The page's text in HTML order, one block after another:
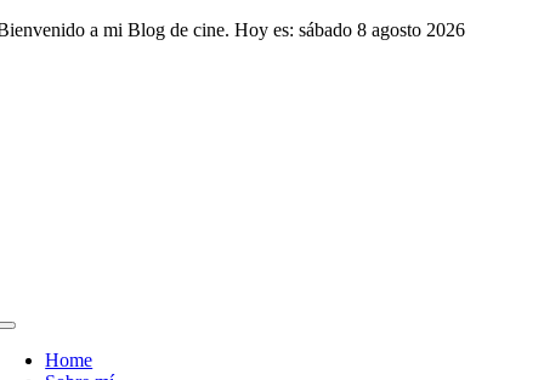
Saltar
a mi Blog de cine. Hoy es: sábado 8 agosto 2026
Toggle
NavigationHome